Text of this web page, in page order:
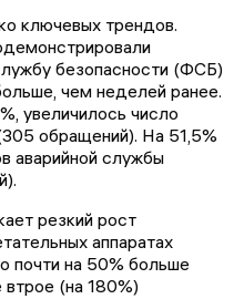
ключевых трендов.
безопасности (ФСБ)
чем неделей ранее.
увеличилось число
обращений). На 51,5%
аварийной службы
резкий рост
аппаратах
на 50% больше
(на 180%)